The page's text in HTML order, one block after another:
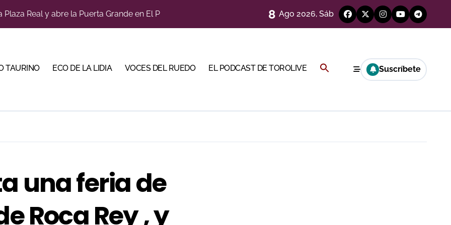
Real y abre la Puerta Grande en El Puerto
con alicientes y marcado acento torista
abre la feria de La Albahaca de Huesca
el cuadro de honor de las Colombinas 2026
y sale reforzado junto a Manzanares y Morante
8 Ago 2026, Sáb
TAURINO ECO DE LA LIDIA VOCES DEL RUEDO EL PODCAST DE TOROLIVE Buscar: Suscríbete
una feria de
Roca Rey , y